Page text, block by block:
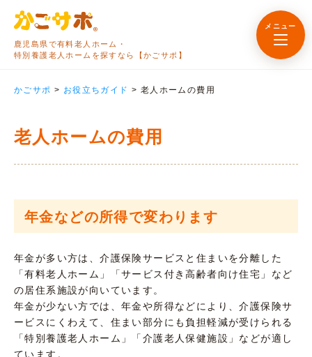
鹿児島県で有料老人ホーム・
特別養護老人ホームを探すなら【かごサポ】
メニュー
かごサポ > お役立ちガイド > 老人ホームの費用
老人ホームの費用
年金などの所得で変わります
年金が多い方は、介護保険サービスと住まいを分離した
「有料老人ホーム」「サービス付き高齢者向け住宅」など
の居住系施設が向いています。
年金が少ない方では、年金や所得などにより、介護保険サ
ービスにくわえて、住まい部分にも負担軽減が受けられる
「特別養護老人ホーム」「介護老人保健施設」などが適し
ています。